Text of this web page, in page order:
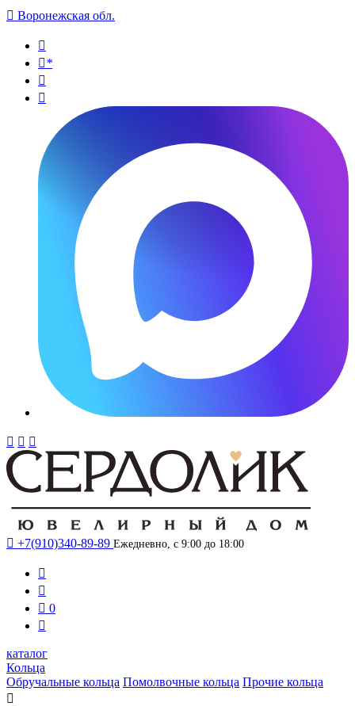
 Воронежская обл.

*


  
 +7(910)340-89-89 Ежедневно, с 9:00 до 18:00


 0

каталог
Кольца
Обручальные кольца Помолвочные кольца Прочие кольца
